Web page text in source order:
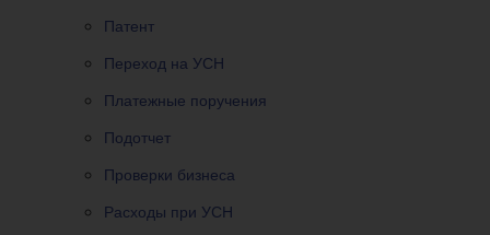
Патент
Переход на УСН
Платежные поручения
Подотчет
Проверки бизнеса
Расходы при УСН